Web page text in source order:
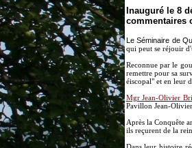
Inauguré le 8
commentaires
Le Séminaire de
qui peut se réjouir
Reconnue par le
remettre pour sa
éiscopal" et en leur
Mgr Jean-Olivier
Pavillon Jean-
Après la Conquête
ils reçurent de la